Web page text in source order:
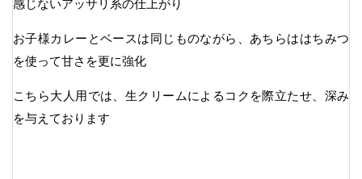
感じないアッサリ系の仕上がり
お子様カレーとベースは同じものながら、あちらははちみつ
を使って甘さを更に強化
こちら大人用では、生クリームによるコクを際立たせ、深み
を与えております